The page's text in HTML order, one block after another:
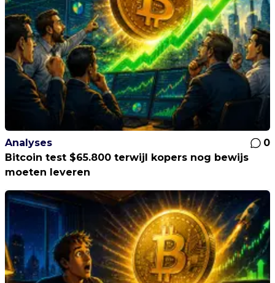
Analyses
0
Bitcoin test $65.800 terwijl kopers nog bewijs
moeten leveren